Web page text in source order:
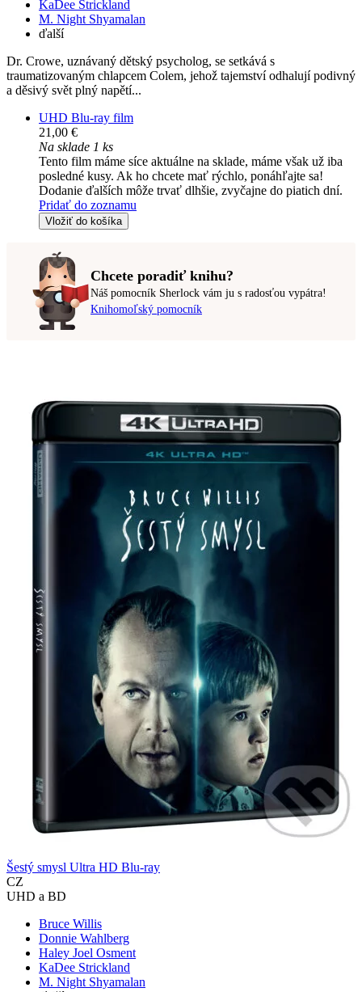
KaDee Strickland
M. Night Shyamalan
ďalší
Dr. Crowe, uznávaný dětský psycholog, se setkává s
traumatizovaným chlapcem Colem, jehož tajemství odhalují podivný
a děsivý svět plný napětí...
UHD Blu-ray film
21,00 €
Na sklade 1 ks
Tento film máme síce aktuálne na sklade, máme však už iba
posledné kusy. Ak ho chcete mať rýchlo, ponáhľajte sa!
Dodanie ďalších môže trvať dlhšie, zvyčajne do piatich dní.
Pridať do zoznamu
Vložiť do košíka
Chcete poradiť knihu?
Náš pomocník Sherlock vám ju s radosťou vypátra!
Knihomoľský pomocník
Šestý smysl Ultra HD Blu-ray
CZ
UHD a BD
Bruce Willis
Donnie Wahlberg
Haley Joel Osment
KaDee Strickland
M. Night Shyamalan